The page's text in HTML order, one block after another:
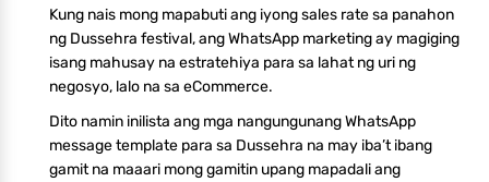
Kung nais mong mapabuti ang iyong sales rate sa panahon
ng Dussehra festival, ang WhatsApp marketing ay magiging
isang mahusay na estratehiya para sa lahat ng uri ng
negosyo, lalo na sa eCommerce.
Dito namin inilista ang mga nangungunang WhatsApp
message template para sa Dussehra na may iba’t ibang
gamit na maaari mong gamitin upang mapadali ang